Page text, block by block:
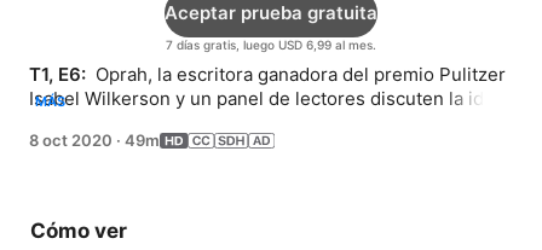
7 días gratis, luego USD 6,99 al mes.
Aceptar prueba gratuita
T1, E6: Oprah, la escritora ganadora del premio Pulitzer
Isabel Wilkerson y un panel de lectores discuten la idea
de castas.
MÁS
8 oct 2020 · 49m
Cómo ver